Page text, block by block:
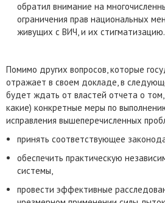
обратил внимание на
ограничения прав национальных
живущих с ВИЧ, и их стигматизацию.
Помимо других вопросов, которые
отражает в своем докладе, в
будет ждать от властей отчета о
какие) конкретные меры по
исправления вышеперечисленных
принять соответствующее
обеспечить практическую
системы,
провести эффективные